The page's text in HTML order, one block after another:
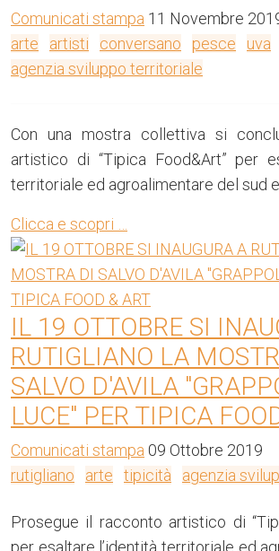
Comunicati stampa 11 Novembre
arte
artisti conversano pesce uva
agenzia sviluppo territoriale
Con una mostra collettiva si
artistico di “Tipica Food&Art” per
territoriale ed agroalimentare del sud
Clicca e scopri …
IL 19 OTTOBRE SI
RUTIGLIANO LA
SALVO D'AVILA
LUCE" PER TIPICA
Comunicati stampa 09 Ottobre 2019
rutigliano
arte tipicità agenzia
Prosegue il racconto artistico di
per esaltare l’identità territoriale ed